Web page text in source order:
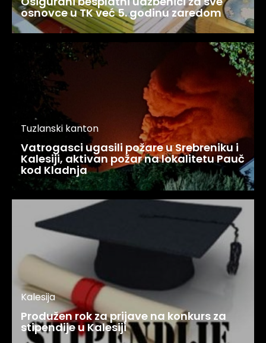
osnovce u TK već 5. godinu zaredom
Tuzlanski kanton
Vatrogasci ugasili požare u Srebreniku i
Kalesiji, aktivan požar na lokalitetu Pauč
kod Kladnja
Kalesija
Produžen rok za prijave na konkurs za
stipendije u Kalesiji